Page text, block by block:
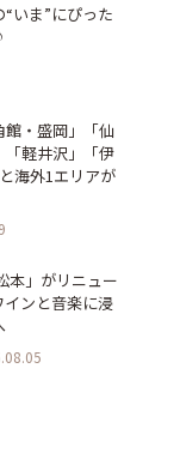
“いま”にぴった
館・盛岡」「仙
「軽井沢」「伊
海外1エリアが
本」がリニュー
ンと音楽に浸